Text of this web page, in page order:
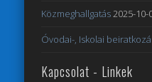
Közmeghallgatás2025-10-
Óvodai-, Iskolai
Kapcsolat - Linkek